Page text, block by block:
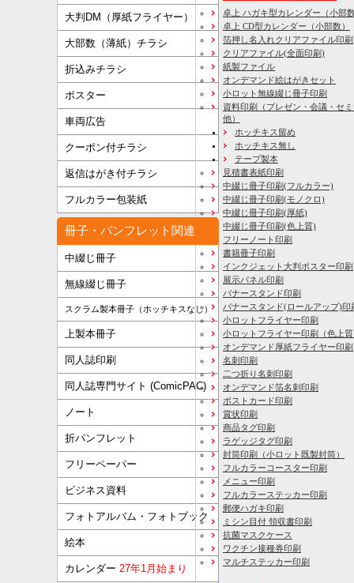
大判DM（厚紙フライヤー）
大部数（薄紙）チラシ
折込みチラシ
ポスター
車両広告
クーポン付チラシ
返信はがき付チラシ
フルカラー包装紙
冊子・パンフレット関連
中綴じ冊子
無線綴じ冊子
スクラム製本冊子（ホッチキスなし）
上製本冊子
同人誌印刷
同人誌専門サイト (ComicPAC)
ノート
折パンフレット
フリーペーパー
ビジネス資料
フォトアルバム・フォトブック
絵本
カレンダー 27年1月始まり
卓上 ハガキ型カレンダー（小部
卓上 CD型カレンダー（小部数）
箔押し名入れクリアファイル印刷
クリアファイル(全面印刷)
紙製ファイル
オンデマンド絵はがきセット
小ロット無線綴じ冊子印刷
資料印刷
（プレゼン・会議・セ
他）
ホッチキス留め
ホッチキス無し
テープ製本
見積書表紙印刷
中綴じ冊子印刷(フルカラー)
中綴じ冊子印刷(モノクロ)
中綴じ冊子印刷(厚紙)
中綴じ冊子印刷(色上質)
フリーノート印刷
書籍冊子印刷
インクジェット大判ポスター印刷
展示パネル印刷
バナースタンド印刷
バナースタンド(ロールアップ)印
小ロットフライヤー印刷
小ロットフライヤー印刷（色上
オンデマンド厚紙フライヤー印刷
名刺印刷
二つ折り名刺印刷
オンデマンド箔名刺印刷
ポストカード印刷
賞状印刷
商品タグ印刷
ラゲッジタグ印刷
封筒印刷
（小ロット既製封筒）
フルカラーコースター印刷
メニュー印刷
フルカラーステッカー印刷
郵便ハガキ印刷
ミシン目付 領収書印刷
抗菌マスクケース
ワクチン接種券印刷
マルチステッカー印刷